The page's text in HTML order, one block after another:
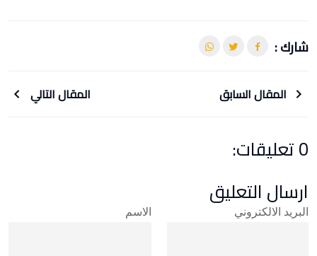
شارك :
المقال السابق المقال التالي
0 تعليقات:
ارسال التعليق
الاسم البريد الالكتروني